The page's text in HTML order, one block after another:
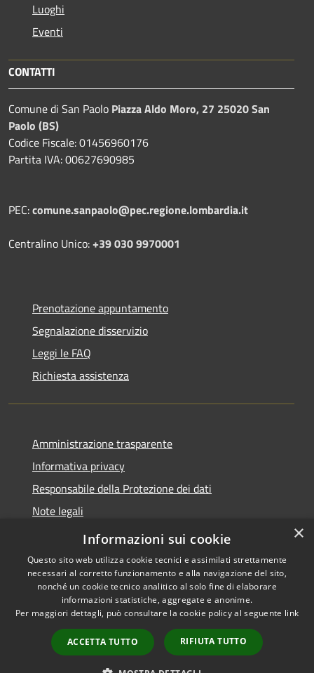
Luoghi
Eventi
CONTATTI
Comune di San Paolo Piazza Aldo Moro, 27 25020 San
Paolo (BS)
Codice Fiscale: 01456960176
Partita IVA: 00627690985
PEC:comune.sanpaolo@pec.regione.lombardia.it
Centralino Unico:+39 030 9970001
Prenotazione appuntamento
Segnalazione disservizio
Leggi le FAQ
Richiesta assistenza
Amministrazione trasparente
Informativa privacy
Responsabile della Protezione dei dati
Note legali
Dichiarazione di accessibilità
Accessibilità
Copyright © 2026 • Comune di
San Paolo • Powered by
Municipium•
Accesso
redazione
×
Informazioni sui cookie
Questo sito web utilizza cookie tecnici e assimilati strettamente
necessari al corretto funzionamento e alla navigazione del sito,
nonché un cookie tecnico analitico al solo fine di elaborare
informazioni statistiche, aggregate e anonime.
Per maggiori dettagli, può consultare la cookie policy al seguente link
ACCETTA TUTTO RIFIUTA TUTTO